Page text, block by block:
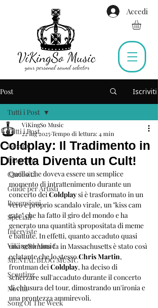
Accedi
Post Iscriviti
Tutti i Post
Gossip
Biografie
Curiosità
Guide per Artisti
Recensioni
Speciali
Interviste
ViKingSo Music
MENTAL BLOG MUSIC
Scouting
Novità
Song Of The Week
Tutti i Post
Coldplay: Il Tradimento in
Diretta Diventa un Cult!
ViKingSo Music
22 lug 2025Tempo di lettura: 4 min
Quello che doveva essere un semplice
momento di intrattenimento durante un
concerto dei Coldplay si è trasformato in un
vero e proprio scandalo virale, un "kiss cam
gate" che ha fatto il giro del mondo e ha
generato una quantità spropositata di meme
e battute. In effetti, quanto accaduto quasi
una settimana fa in Massachusetts è stato così
eclatante che lo stesso Chris Martin,
frontman dei Coldplay, ha deciso di
scherzare sull'accaduto durante il concerto
di chiusura del tour, dimostrando un'ironia e
una prontezza ammirevoli.